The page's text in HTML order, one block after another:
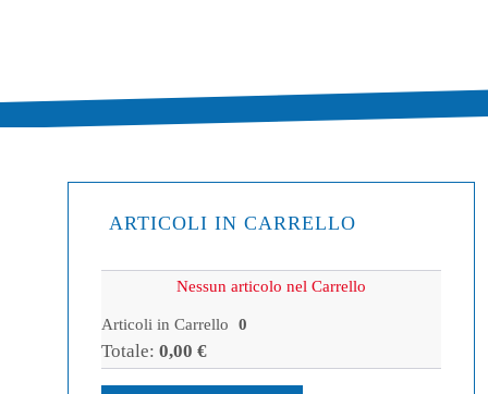
ARTICOLI IN CARRELLO
Nessun articolo nel Carrello
Articoli in Carrello 0
Totale: 0,00 €